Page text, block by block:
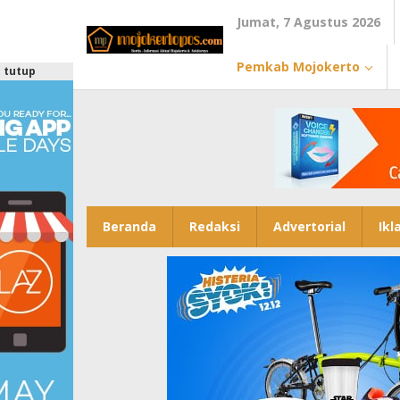
Jumat, 7 Agustus 2026
Pemkab Mojokerto
Beranda Redaksi Advertorial
tutup